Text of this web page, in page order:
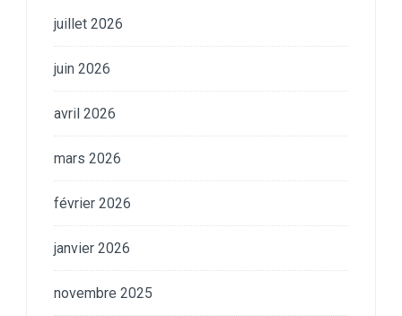
juillet 2026
juin 2026
avril 2026
mars 2026
février 2026
janvier 2026
novembre 2025